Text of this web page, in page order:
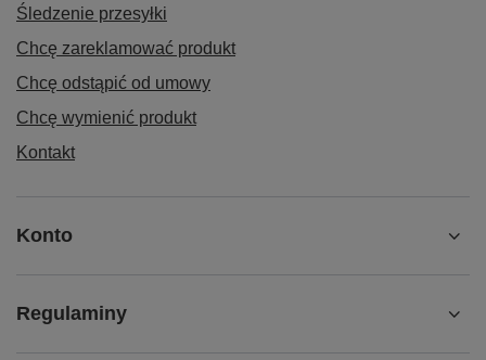
Śledzenie przesyłki
Chcę zareklamować produkt
Chcę odstąpić od umowy
Chcę wymienić produkt
Kontakt
Konto
Regulaminy